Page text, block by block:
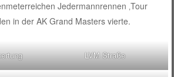
Jedermannrennen ‚Tour
in der AK Grand Masters vierte.
LVM Straße